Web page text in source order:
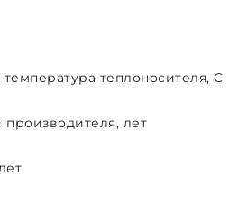
теплоносителя, C
производителя, лет